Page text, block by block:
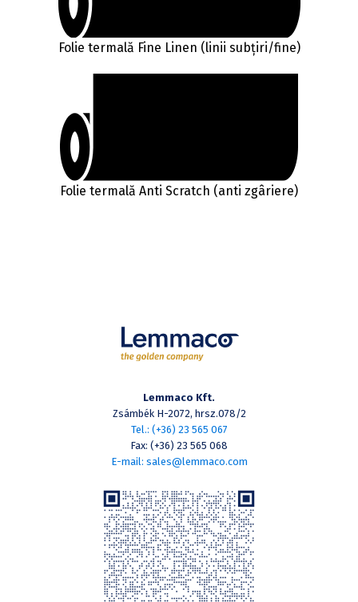
Folie termală Fine Linen (linii subțiri/fine)
Folie termală Anti Scratch (anti zgâriere)
Lemmaco Kft.
Zsámbék H-2072, hrsz.078/2
Tel.: (+36) 23 565 067
Fax: (+36) 23 565 068
E-mail: sales@lemmaco.com